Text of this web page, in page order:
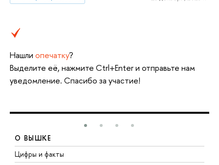
Нашли опечатку?
Выделите её, нажмите Ctrl+Enter и отправьте нам
уведомление. Спасибо за участие!
О ВЫШКЕ
Цифры и факты